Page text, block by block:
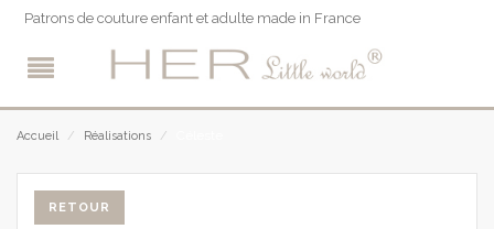
Patrons de couture enfant et adulte made in France
Accueil / Réalisations /
RETOUR